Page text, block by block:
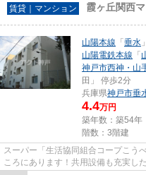
賃貸｜マンション 霞ヶ丘関西
山陽本線 「 垂水
山陽電鉄本線 「
神戸市西神・山
田」 停歩2分
兵庫県神戸市垂
4.4万円
築年数：築54年
階数：3階建
スーパー「生活協同組合コープこう
ころにあります！共用設備も充実し